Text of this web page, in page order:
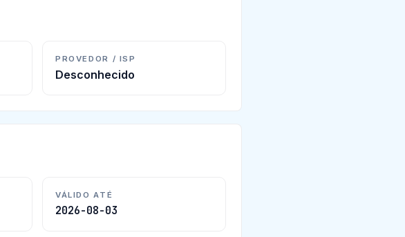
PROVEDOR / ISP
Desconhecido
VÁLIDO ATÉ
2026-08-03